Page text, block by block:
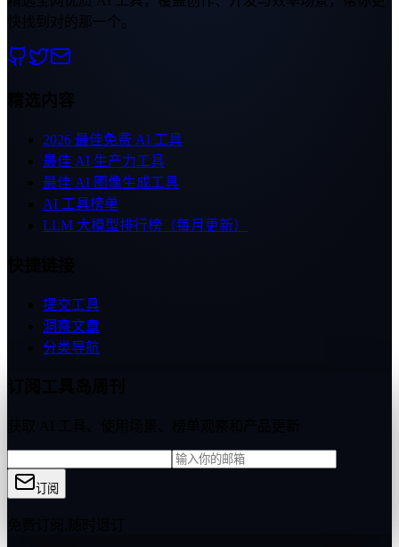
快找到对的那一个。
精选内容
2026 最佳免费 AI 工具
最佳 AI 生产力工具
最佳 AI 图像生成工具
AI 工具榜单
LLM 大模型排行榜（每月更新）
提交工具
洞察文章
分类导航
订阅